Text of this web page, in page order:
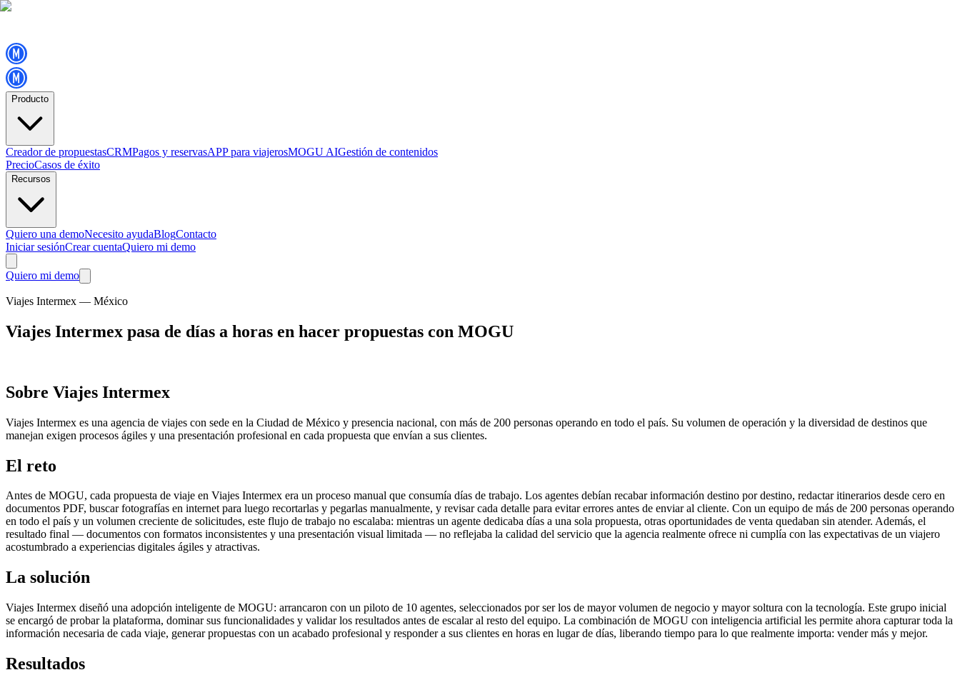
Producto
Creador de propuestasCRMPagos y reservasAPP para viajerosMOGU AIGestión de contenidos
PrecioCasos de éxito
Recursos
Quiero una demoNecesito ayudaBlogContacto
Iniciar sesiónCrear cuentaQuiero mi demo
Quiero mi demo
Viajes Intermex — México
Viajes Intermex pasa de días a horas en hacer propuestas con MOGU
Sobre Viajes Intermex
Viajes Intermex es una agencia de viajes con sede en la Ciudad de México y presencia nacional, con más de 200 personas operando en todo el país. Su volumen de operación y la diversidad de destinos que
manejan exigen procesos ágiles y una presentación profesional en cada propuesta que envían a sus clientes.
El reto
Antes de MOGU, cada propuesta de viaje en Viajes Intermex era un proceso manual que consumía días de trabajo. Los agentes debían recabar información destino por destino, redactar itinerarios desde cero en
documentos PDF, buscar fotografías en internet para luego recortarlas y pegarlas manualmente, y revisar cada detalle para evitar errores antes de enviar al cliente. Con un equipo de más de 200 personas operando
en todo el país y un volumen creciente de solicitudes, este flujo de trabajo no escalaba: mientras un agente dedicaba días a una sola propuesta, otras oportunidades de venta quedaban sin atender. Además, el
resultado final — documentos con formatos inconsistentes y una presentación visual limitada — no reflejaba la calidad del servicio que la agencia realmente ofrece ni cumplía con las expectativas de un viajero
acostumbrado a experiencias digitales ágiles y atractivas.
La solución
Viajes Intermex diseñó una adopción inteligente de MOGU: arrancaron con un piloto de 10 agentes, seleccionados por ser los de mayor volumen de negocio y mayor soltura con la tecnología. Este grupo inicial
se encargó de probar la plataforma, dominar sus funcionalidades y validar los resultados antes de escalar al resto del equipo. La combinación de MOGU con inteligencia artificial les permite ahora capturar toda la
información necesaria de cada viaje, generar propuestas con un acabado profesional y responder a sus clientes en horas en lugar de días, liberando tiempo para lo que realmente importa: vender más y mejor.
Resultados